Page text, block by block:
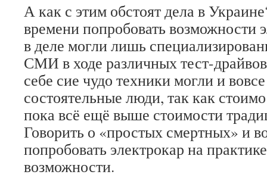
А как с этим обстоят дела в
времени попробовать возможности
в деле могли лишь
СМИ в ходе различных тест-
себе сие чудо техники могли и
состоятельные люди, так как
пока всё ещё выше стоимости
Говорить о «простых смертных» и
попробовать электрокар на
возможности.